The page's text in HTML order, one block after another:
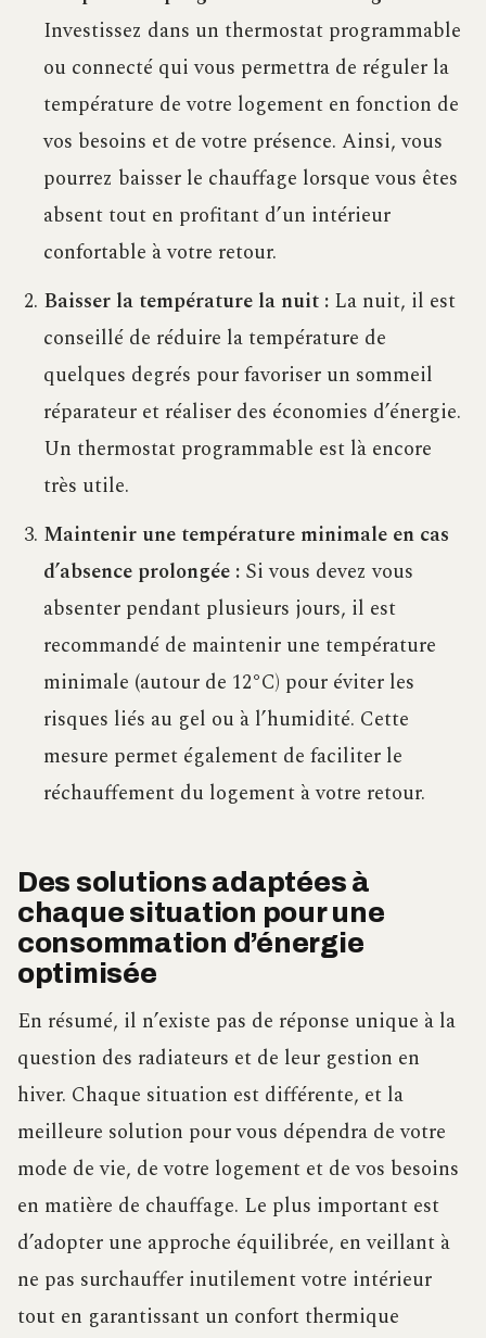
Investissez dans un thermostat programmable
ou connecté qui vous permettra de réguler la
température de votre logement en fonction de
vos besoins et de votre présence. Ainsi, vous
pourrez baisser le chauffage lorsque vous êtes
absent tout en profitant d’un intérieur
confortable à votre retour.
Baisser la température la nuit : La nuit, il est
conseillé de réduire la température de
quelques degrés pour favoriser un sommeil
réparateur et réaliser des économies d’énergie.
Un thermostat programmable est là encore
très utile.
Maintenir une température minimale en cas
d’absence prolongée : Si vous devez vous
absenter pendant plusieurs jours, il est
recommandé de maintenir une température
minimale (autour de 12°C) pour éviter les
risques liés au gel ou à l’humidité. Cette
mesure permet également de faciliter le
réchauffement du logement à votre retour.
Des solutions adaptées à
chaque situation pour une
consommation d’énergie
optimisée
En résumé, il n’existe pas de réponse unique à la
question des radiateurs et de leur gestion en
hiver. Chaque situation est différente, et la
meilleure solution pour vous dépendra de votre
mode de vie, de votre logement et de vos besoins
en matière de chauffage. Le plus important est
d’adopter une approche équilibrée, en veillant à
ne pas surchauffer inutilement votre intérieur
tout en garantissant un confort thermique